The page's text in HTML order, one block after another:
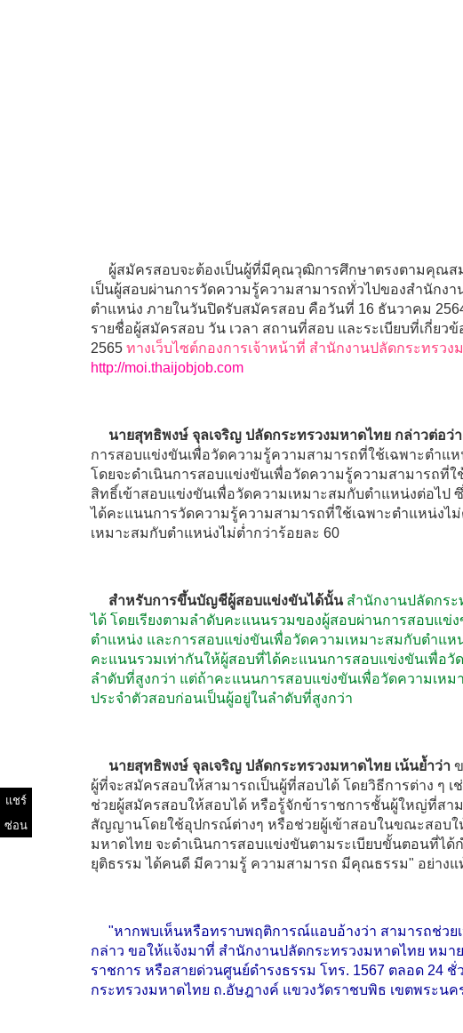
ผู้สมัครสอบจะต้องเป็นผู้ที่มีคุณวุฒิการศึกษาตรงตามคุณส
เป็นผู้สอบผ่านการวัดความรู้ความสามารถทั่วไปของสำนักง
ตำแหน่ง ภายในวันปิดรับสมัครสอบ คือวันที่ 16 ธันวาคม
รายชื่อผู้สมัครสอบ วัน เวลา สถานที่สอบ และระเบียบที่เกี่ย
2565 ทางเว็บไซต์กองการเจ้าหน้าที่ สำนักงานปลัดกระทรวง
http://moi.thaijobjob.com
นายสุทธิพงษ์ จุลเจริญ ปลัดกระทรวงมหาดไทย กล่าวต่อว่า
การสอบแข่งขันเพื่อวัดความรู้ความสามารถที่ใช้เฉพาะตำแ
โดยจะดำเนินการสอบแข่งขันเพื่อวัดความรู้ความสามารถที่
สิทธิ์เข้าสอบแข่งขันเพื่อวัดความเหมาะสมกับตำแหน่งต่อไป
ได้คะแนนการวัดความรู้ความสามารถที่ใช้เฉพาะตำแหน่งไ
เหมาะสมกับตำแหน่งไม่ต่ำกว่าร้อยละ 60
สำหรับการขึ้นบัญชีผู้สอบแข่งขันได้นั้น สำนักงานปลัดกร
ได้ โดยเรียงตามลำดับคะแนนรวมของผู้สอบผ่านการสอบแข่
ตำแหน่ง และการสอบแข่งขันเพื่อวัดความเหมาะสมกับตำแ
คะแนนรวมเท่ากันให้ผู้สอบที่ได้คะแนนการสอบแข่งขันเพื่อวั
ลำดับที่สูงกว่า แต่ถ้าคะแนนการสอบแข่งขันเพื่อวัดความเหม
ประจำตัวสอบก่อนเป็นผู้อยู่ในลำดับที่สูงกว่า
นายสุทธิพงษ์ จุลเจริญ ปลัดกระทรวงมหาดไทย เน้นย้ำว่า
ผู้ที่จะสมัครสอบให้สามารถเป็นผู้ที่สอบได้ โดยวิธีการต่าง ๆ
ช่วยผู้สมัครสอบให้สอบได้ หรือรู้จักข้าราชการชั้นผู้ใหญ่ที่สา
สัญญานโดยใช้อุปกรณ์ต่างๆ หรือช่วยผู้เข้าสอบในขณะสอบใ
มหาดไทย จะดำเนินการสอบแข่งขันตามระเบียบขั้นตอนที่ได้
ยุติธรรม ได้คนดี มีความรู้ ความสามารถ มีคุณธรรม" อย่างแ
"หากพบเห็นหรือทราบพฤติการณ์แอบอ้างว่า สามารถช่วย
กล่าว ขอให้แจ้งมาที่ สำนักงานปลัดกระทรวงมหาดไทย หมา
ราชการ หรือสายด่วนศูนย์ดำรงธรรม โทร. 1567 ตลอด 24
กระทรวงมหาดไทย ถ.อัษฎางค์ แขวงวัดราชบพิธ เขตพระน
แชร์
ซ่อน